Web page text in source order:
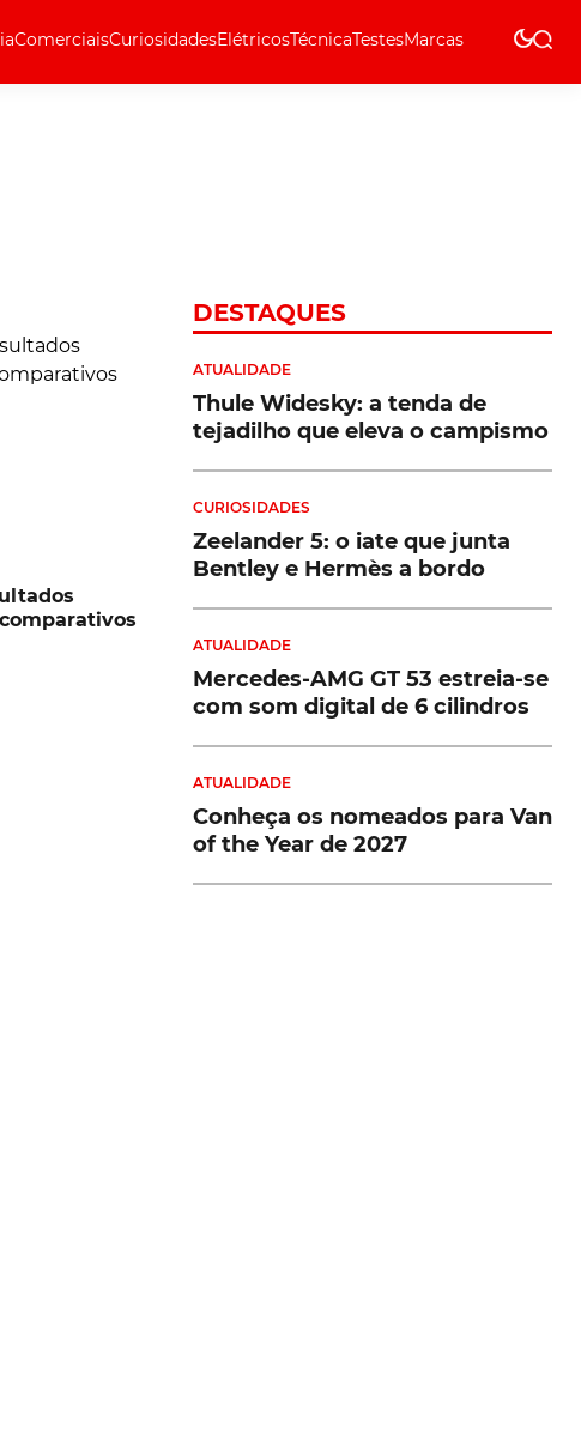
ComerciaisCuriosidadesElétricosTécnicaTestesMarcas
DESTAQUES
ATUALIDADE
Thule Widesky: a tenda de
tejadilho que eleva o campismo
CURIOSIDADES
Zeelander 5: o iate que junta
Bentley e Hermès a bordo
ATUALIDADE
Mercedes-AMG GT 53 estreia-se
com som digital de 6 cilindros
ATUALIDADE
Conheça os nomeados para Van
of the Year de 2027